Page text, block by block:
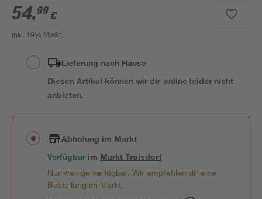
54,99 €
inkl. 19% MwSt.
Lieferung nach Hause
Diesen Artikel können wir dir online leider nicht
anbieten.
Abholung im Markt
Verfügbar im MarktTroisdorf
Nur wenige verfügbar. Wir empfehlen dir eine
Bestellung im Markt.